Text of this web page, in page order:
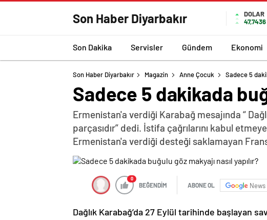
Son Haber Diyarbakır
DOLAR
47,7436
Son Dakika Servisler Gündem Ekonomi
Son Haber Diyarbakır Magazin Anne Çocuk Sadece 5
Sadece 5 dakikada
Ermenistan'a verdiği Karabağ mesajında “
parçasıdır” dedi. İstifa çağrılarını kabul
Ermenistan'a verdiği desteği saklamayan
0
BEĞENDİM ABONE OL News
Dağlık Karabağ’da 27 Eylül tarihinde başlayan